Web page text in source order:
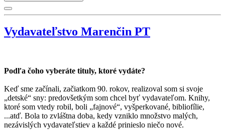
Vydavateľstvo Marenčin PT
Podľa čoho vyberáte tituly, ktoré vydáte?
Keď sme začínali, začiatkom 90. rokov, realizoval som si svoje
„detské“ sny: predovšetkým som chcel byť vydavateľom. Knihy,
ktoré som vtedy robil, boli „fajnové“, vyšperkované, bibliofílie,
...atď. Bola to zvláštna doba, kedy vzniklo množstvo malých,
nezávislých vydavateľstiev a každé prinieslo niečo nové.